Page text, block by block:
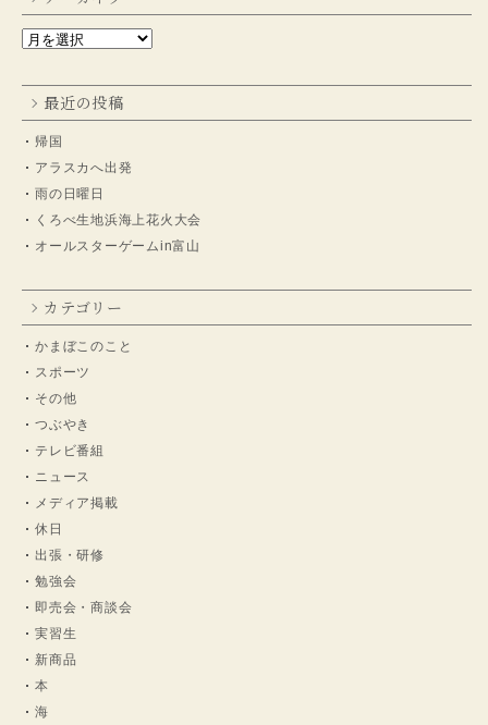
最近の投稿
帰国
アラスカへ出発
雨の日曜日
くろべ生地浜海上花火大会
オールスターゲームin富山
カテゴリー
かまぼこのこと
スポーツ
その他
つぶやき
テレビ番組
ニュース
メディア掲載
休日
出張・研修
勉強会
即売会・商談会
実習生
新商品
本
海